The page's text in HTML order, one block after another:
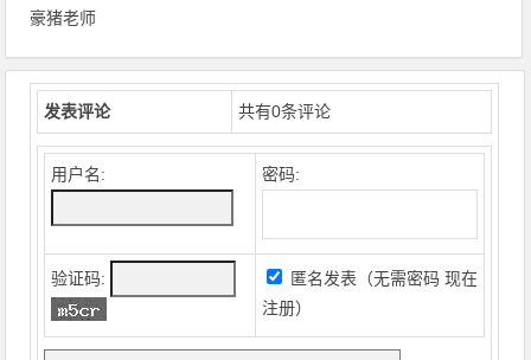
豪猪老师
发表评论 共有0条评论
用户名: 密码:
验证码: 匿名发表（无需密码现在
注册）